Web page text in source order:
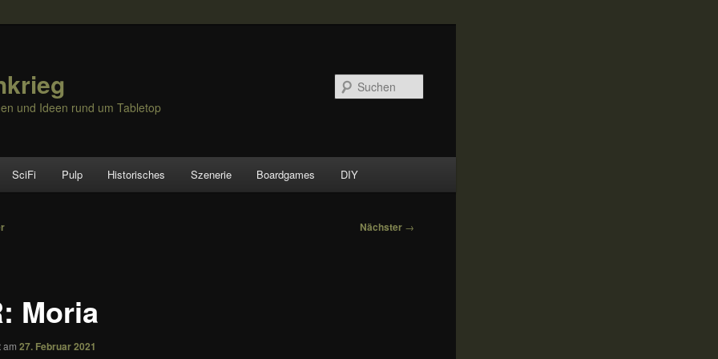
und Ideen rund um Tabletop
SciFi Pulp Historisches Szenerie Boardgames DIY
Nächster →
Moria
am27. Februar 2021